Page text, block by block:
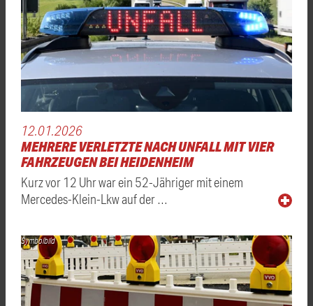
12.01.2026
MEHRERE VERLETZTE NACH UNFALL MIT VIER
FAHRZEUGEN BEI HEIDENHEIM
Kurz vor 12 Uhr war ein 52-Jähriger mit einem
Mercedes-Klein-Lkw auf der …
Symbolbild